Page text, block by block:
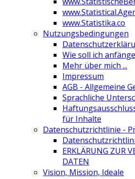
www.Statistika.co
Nutzungsbedingungen
Wie soll ich
Mehr über mich ...
Impressum
AGB - Allgemeine
Sprachliche
für Inhalte
Datenschutzrichtlinie -
ERKLÄRUNG ZUR
DATEN
Vision, Mission, Ideale